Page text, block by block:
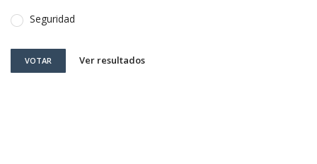
Seguridad
VOTAR Ver resultados